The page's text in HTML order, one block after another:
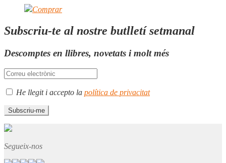
Comprar
Subscriu-te al nostre butlletí setmanal
Descomptes en llibres, novetats i molt més
He llegit i accepto la política de privacitat
Segueix-nos